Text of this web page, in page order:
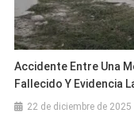
Accidente Entre Una
Fallecido Y Evidencia
22 de diciembre de 2025